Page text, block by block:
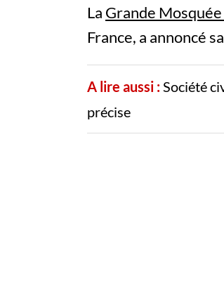
La Grande Mosquée
France, a annoncé
A lire aussi : Société
précise